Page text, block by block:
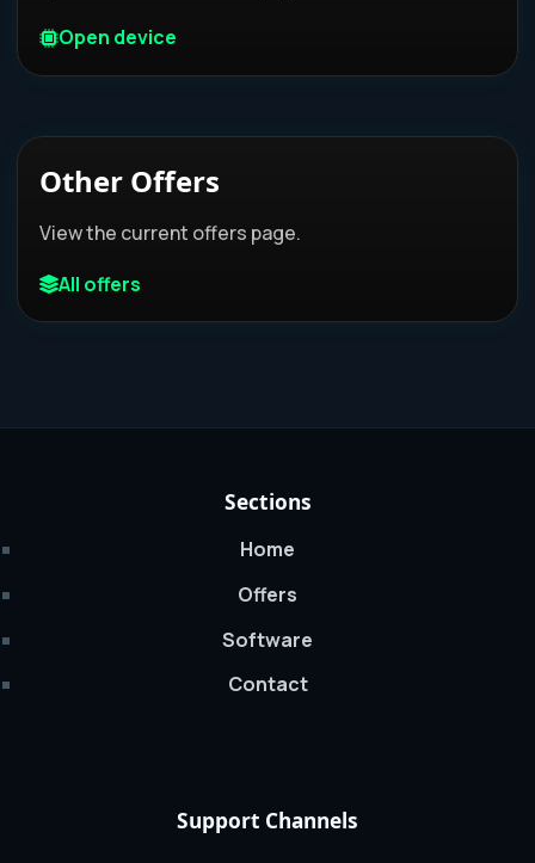
Open device
Other Offers
View the current offers page.
All offers
Sections
Home
Offers
Software
Contact
Support Channels